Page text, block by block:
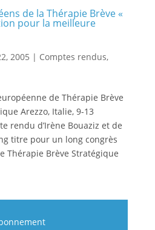
de la Thérapie Brève «
pour la meilleure
2005 | Comptes rendus,
de Thérapie Brève
Arezzo, Italie, 9-13
rendu d’Irène Bouaziz et de
titre pour un long congrès
Thérapie Brève Stratégique